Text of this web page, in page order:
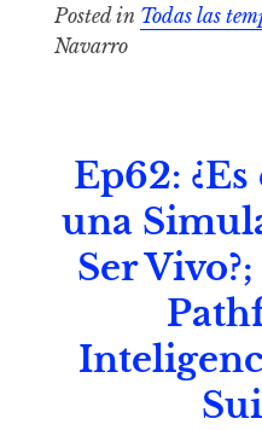
Posted in Todas las
Navarro
Ep62:
una
Ser